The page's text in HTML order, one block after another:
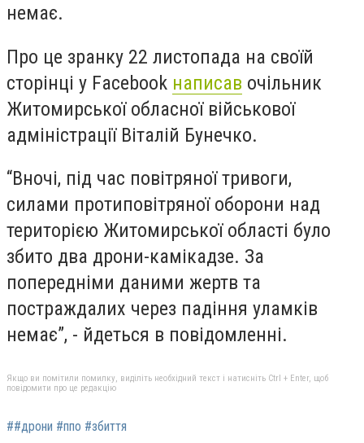
немає.
Про це зранку 22 листопада на своїй
сторінці у Facebook написав очільник
Житомирської обласної військової
адміністрації Віталій Бунечко.
“Вночі, під час повітряної тривоги,
силами протиповітряної оборони над
територією Житомирської області було
збито два дрони-камікадзе. За
попередніми даними жертв та
постраждалих через падіння уламків
немає”, - йдеться в повідомленні.
Якщо ви помітили помилку, виділіть необхідний текст і натисніть Ctrl + Enter, щоб
повідомити про це редакцію
##дрони #ппо #збиття